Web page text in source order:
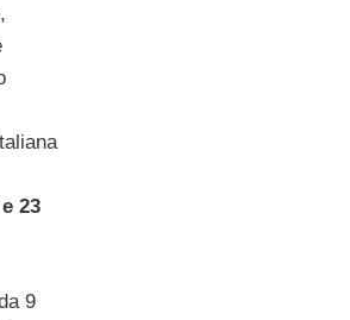
23
9